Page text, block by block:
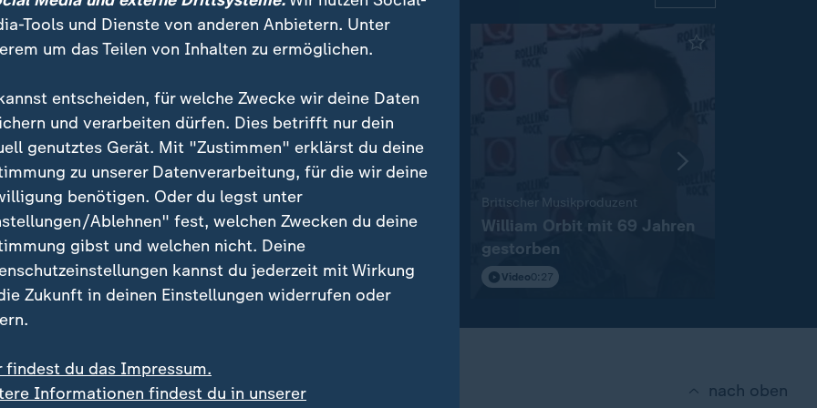
gefährdet
0:37
US-Berufungsgericht
Trumps Ballsaal-Projekt
vorerst gestoppt
Video0:28
Britischer Musikproduzent
William Orbit mit 69 Jahren
gestorben
Video0:27
nach oben
Tools und Dienste von anderen Anbietern. Unter
um das Teilen von Inhalten zu ermöglichen.
entscheiden, für welche Zwecke wir deine Daten
und verarbeiten dürfen. Dies betrifft nur dein
genutztes Gerät. Mit "Zustimmen" erklärst du deine
zu unserer Datenverarbeitung, für die wir deine
benötigen. Oder du legst unter
Ablehnen" fest, welchen Zwecken du deine
gibst und welchen nicht. Deine
kannst du jederzeit mit Wirkung
Zukunft in deinen Einstellungen widerrufen oder
findest du das Impressum.
Informationen findest du in unserer